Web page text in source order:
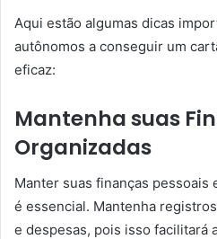
Aqui estão algumas dicas
autônomos a conseguir um
eficaz:
Mantenha suas
Organizadas
Manter suas finanças pessoais
é essencial. Mantenha
e despesas, pois isso facilitará